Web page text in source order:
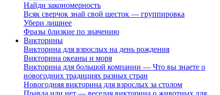
Найди закономерность
Всяк сверчок знай свой шесток — группировка
Убери лишнее
Фразы близкие по значению
Викторины
Викторина для взрослых на день рождения
Викторина океаны и моря
Викторина для большой компании — Что вы знаете о
новогодних традициях разных стран
Новогодняя викторина для взрослых за столом
Правда или нет — веселая викторина о животных для